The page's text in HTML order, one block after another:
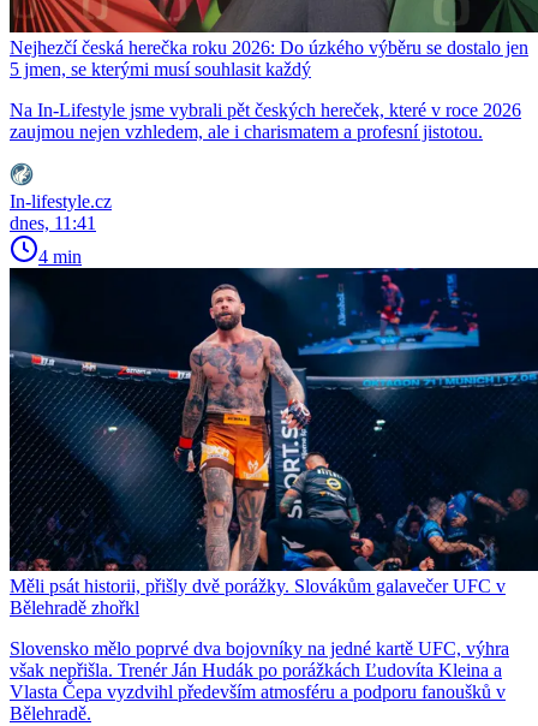
Nejhezčí česká herečka roku 2026: Do úzkého výběru se dostalo jen
5 jmen, se kterými musí souhlasit každý
Na In-Lifestyle jsme vybrali pět českých hereček, které v roce 2026
zaujmou nejen vzhledem, ale i charismatem a profesní jistotou.
In-lifestyle.cz
dnes, 11:41
4 min
Měli psát historii, přišly dvě porážky. Slovákům galavečer UFC v
Bělehradě zhořkl
Slovensko mělo poprvé dva bojovníky na jedné kartě UFC, výhra
však nepřišla. Trenér Ján Hudák po porážkách Ľudovíta Kleina a
Vlasta Čepa vyzdvihl především atmosféru a podporu fanoušků v
Bělehradě.